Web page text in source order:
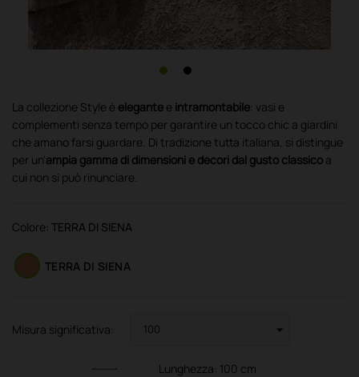
La collezione Style è elegante e intramontabile: vasi e
complementi senza tempo per garantire un tocco chic a giardini
che amano farsi guardare. Di tradizione tutta italiana, si distingue
per un'ampia gamma di dimensioni e decori dal gusto classico a
cui non si può rinunciare.
Colore: TERRA DI SIENA
TERRA DI SIENA
Misura significativa:
Lunghezza: 100 cm